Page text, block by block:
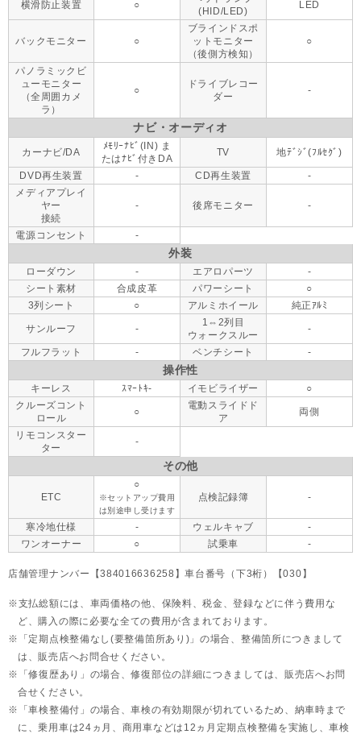
横滑防止装置 ○
(HID/LED)
LED
バックモニター ○
ブラインドスポ
ットモニター
（後側方検知）
○
パノラミックビ
ューモニター
（全周囲カメ
ラ）
○
ドライブレコー
ダー
-
ナビ・オーディオ
カーナビ/DA
ﾒﾓﾘｰﾅﾋﾞ(IN) ま
たはﾅﾋﾞ付きDA
TV 地ﾃﾞｼﾞ(ﾌﾙｾｸﾞ)
DVD再生装置 - CD再生装置
-
メディアプレイ
ヤー
接続
- 後席モニター -
電源コンセント -
外装
ローダウン - エアロパーツ
-
シート素材
合成皮革 パワーシート
○
3列シート
○ アルミホイール 純正ｱﾙﾐ
サンルーフ -
1⇔2列目
ウォークスルー
-
フルフラット - ベンチシート -
操作性
キーレス ｽﾏｰﾄｷ- イモビライザー
○
クルーズコント
ロール
○
電動スライドド
ア
両側
リモコンスター
ター
-
その他
ETC
○
※セットアップ費用
は別途申し受けます
点検記録簿 -
寒冷地仕様 - ウェルキャブ
-
ワンオーナー
○ 試乗車 -
店舗管理ナンバー【384016636258】車台番号（下3桁）【030】
支払総額には、車両価格の他、保険料、税金、登録などに伴う費用な
ど、購入の際に必要な全ての費用が含まれております。
「定期点検整備なし(要整備箇所あり)」の場合、整備箇所につきまして
は、販売店へお問合せください。
「修復歴あり」の場合、修復部位の詳細につきましては、販売店へお問
合せください。
「車検整備付」の場合、車検の有効期限が切れているため、納車時まで
に、乗用車は24ヵ月、 商用車などは12ヵ月定期点検整備を実施し、車検